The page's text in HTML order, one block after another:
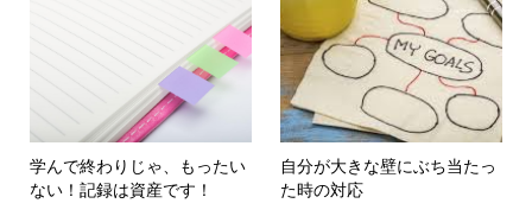
学んで終わりじゃ、もったい
ない！記録は資産です！
自分が大きな壁にぶち当たっ
た時の対応